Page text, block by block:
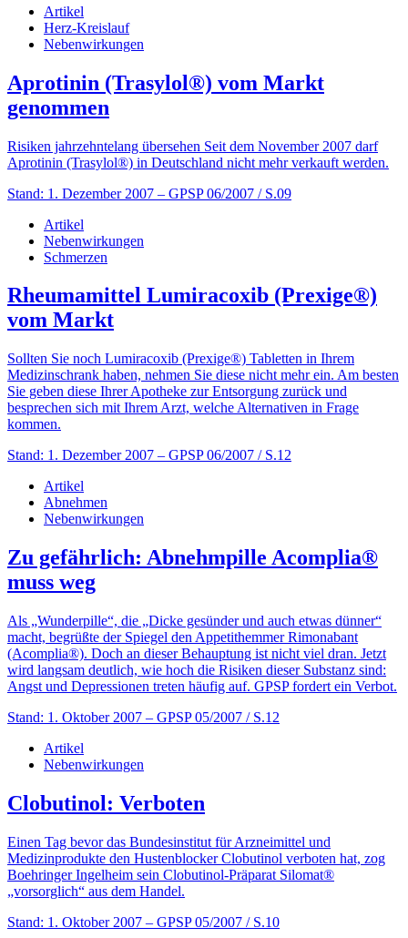
Artikel
Herz-Kreislauf
Nebenwirkungen
Aprotinin (Trasylol®) vom Markt
genommen
Risiken jahrzehntelang übersehen Seit dem November 2007 darf
Aprotinin (Trasylol®) in Deutschland nicht mehr verkauft werden.
Stand: 1. Dezember 2007 – GPSP 06/2007 / S.09
Artikel
Nebenwirkungen
Schmerzen
Rheumamittel Lumiracoxib (Prexige®)
vom Markt
Sollten Sie noch Lumiracoxib (Prexige®) Tabletten in Ihrem
Medizinschrank haben, nehmen Sie diese nicht mehr ein. Am besten
Sie geben diese Ihrer Apotheke zur Entsorgung zurück und
besprechen sich mit Ihrem Arzt, welche Alternativen in Frage
kommen.
Stand: 1. Dezember 2007 – GPSP 06/2007 / S.12
Artikel
Abnehmen
Nebenwirkungen
Zu gefährlich: Abnehmpille Acomplia®
muss weg
Als „Wunderpille“, die „Dicke gesünder und auch etwas dünner“
macht, begrüßte der Spiegel den Appetithemmer Rimonabant
(Acomplia®). Doch an dieser Behauptung ist nicht viel dran. Jetzt
wird langsam deutlich, wie hoch die Risiken dieser Substanz sind:
Angst und Depressionen treten häufig auf. GPSP fordert ein Verbot.
Stand: 1. Oktober 2007 – GPSP 05/2007 / S.12
Artikel
Nebenwirkungen
Clobutinol: Verboten
Einen Tag bevor das Bundesinstitut für Arzneimittel und
Medizinprodukte den Hustenblocker Clobutinol verboten hat, zog
Boehringer Ingelheim sein Clobutinol-Präparat Silomat®
„vorsorglich“ aus dem Handel.
Stand: 1. Oktober 2007 – GPSP 05/2007 / S.10